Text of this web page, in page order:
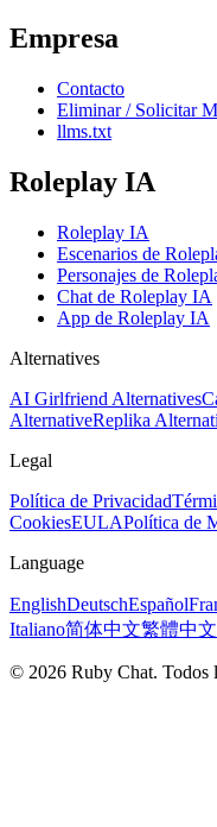
Empresa
Contacto
Eliminar / Solicitar
llms.txt
Roleplay IA
Roleplay IA
Escenarios de
Personajes de
Chat de Roleplay IA
App de Roleplay IA
Alternatives
AI Girlfriend Alternatives
AlternativeReplika
Legal
Política de Privacidad
CookiesEULAPolítica de
Language
EnglishDeutschEspañol
Italiano简体中文繁體中文
© 2026 Ruby Chat. Todos